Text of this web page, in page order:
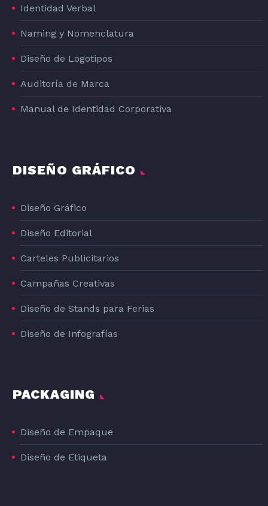
Identidad Verbal
Naming y Nomenclatura
Diseño de Logotipos
Auditoría de Marca
Manual de Identidad Corporativa
DISEÑO GRÁFICO
Diseño Gráfico
Diseño Editorial
Carteles Publicitarios
Campañas Creativas
Diseño de Stands para Ferias
Diseño de Infografías
PACKAGING
Diseño de Empaque
Diseño de Etiqueta